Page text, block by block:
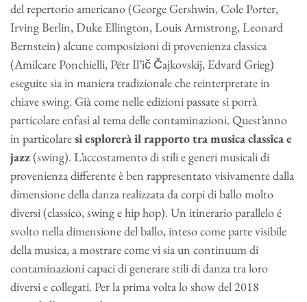
del repertorio americano (George Gershwin, Cole Porter,
Irving Berlin, Duke Ellington, Louis Armstrong, Leonard
Bernstein) alcune composizioni di provenienza classica
(Amilcare Ponchielli, Pëtr Il’ič Čajkovskij, Edvard Grieg)
eseguite sia in maniera tradizionale che reinterpretate in
chiave swing. Già come nelle edizioni passate si porrà
particolare enfasi al tema delle contaminazioni. Quest’anno
in particolaresi esplorerà il rapporto tra musica classica e
jazz(swing). L’accostamento di stili e generi musicali di
provenienza differente è ben rappresentato visivamente dalla
dimensione della danza realizzata da corpi di ballo molto
diversi (classico, swing e hip hop). Un itinerario parallelo é
svolto nella dimensione del ballo, inteso come parte visibile
della musica, a mostrare come vi sia un continuum di
contaminazioni capaci di generare stili di danza tra loro
diversi e collegati. Per la prima volta lo show del 2018